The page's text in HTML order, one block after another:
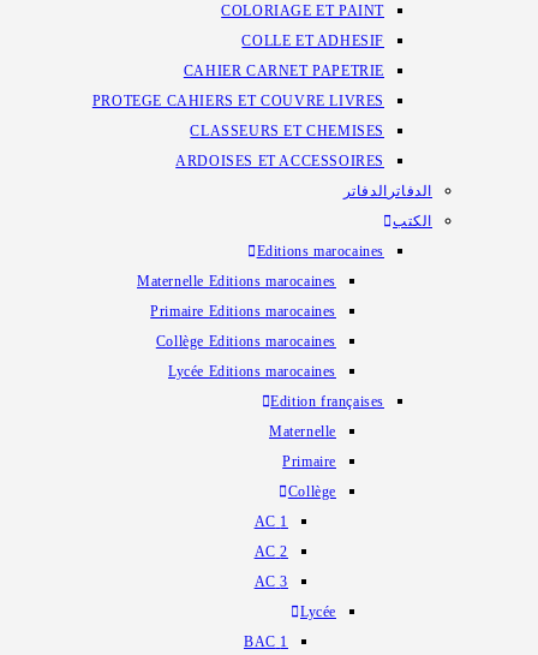
COLORIAGE ET PAINT
COLLE ET ADHESIF
CAHIER CARNET PAPETRIE
PROTEGE CAHIERS ET COUVRE LIVRES
CLASSEURS ET CHEMISES
ARDOISES ET ACCESSOIRES
الدفاتر الدفاتر
الكتب
Editions marocaines
Maternelle Editions marocaines
Primaire Editions marocaines
Collège Editions marocaines
Lycée Editions marocaines
Edition françaises
Maternelle
Primaire​
Collège
1 AC
2 AC
3 AC
Lycée
1 BAC